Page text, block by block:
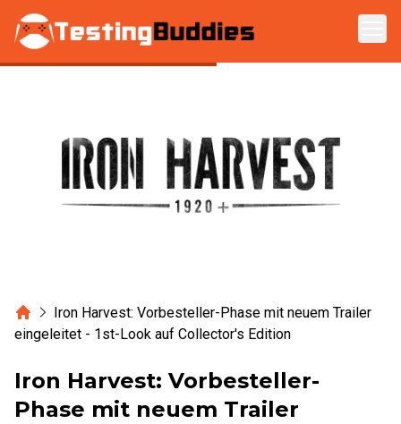
Zum Hauptinhalt springen
HomeIron Harvest: Vorbesteller-Phase mit neuem Trailer
eingeleitet - 1st-Look auf Collector's Edition
Iron Harvest: Vorbesteller-
Phase mit neuem Trailer